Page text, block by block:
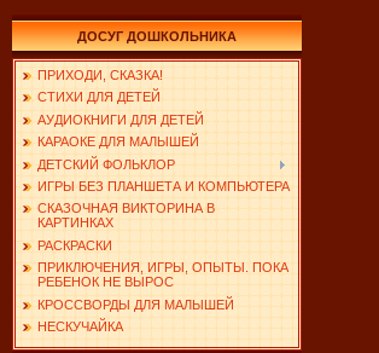
ДОСУГ ДОШКОЛЬНИКА
ПРИХОДИ, СКАЗКА!
СТИХИ ДЛЯ ДЕТЕЙ
АУДИОКНИГИ ДЛЯ ДЕТЕЙ
КАРАОКЕ ДЛЯ МАЛЫШЕЙ
ДЕТСКИЙ ФОЛЬКЛОР
ИГРЫ БЕЗ ПЛАНШЕТА И КОМПЬЮТЕРА
СКАЗОЧНАЯ ВИКТОРИНА В
КАРТИНКАХ
РАСКРАСКИ
ПРИКЛЮЧЕНИЯ, ИГРЫ, ОПЫТЫ. ПОКА
РЕБЕНОК НЕ ВЫРОС
КРОССВОРДЫ ДЛЯ МАЛЫШЕЙ
НЕСКУЧАЙКА